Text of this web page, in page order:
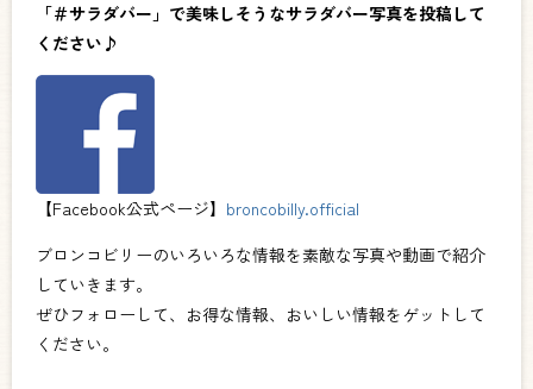
「＃サラダバー」で美味しそうなサラダバー写真を投稿して
ください♪
【Facebook公式ページ】 broncobilly.official
ブロンコビリーのいろいろな情報を素敵な写真や動画で紹介
していきます。
ぜひフォローして、お得な情報、おいしい情報をゲットして
ください。